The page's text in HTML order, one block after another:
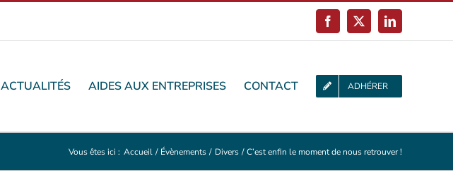
Facebook
X LinkedIn
ACTUALITÉS AIDES AUX ENTREPRISES CONTACT ADHÉRER
Vous êtes ici : Accueil Évènements Divers C’est enfin le moment de nous retrouver !